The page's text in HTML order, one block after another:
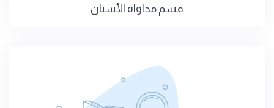
قسم مداواة الأسنان